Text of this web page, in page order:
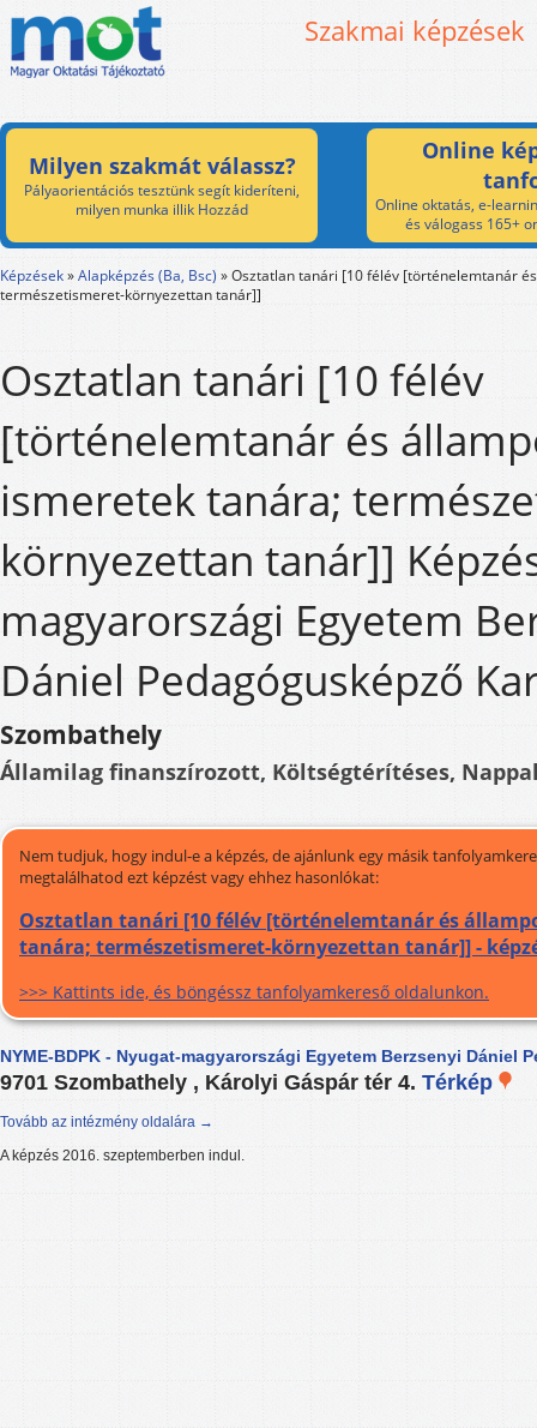
Szakmai képzések
Milyen szakmát válassz?
Pályaorientációs tesztünk segít kideríteni,
milyen munka illik Hozzád
Online
Online oktatás, e-
és válogass 165+
Képzések»Alapképzés (Ba, Bsc) »Osztatlan tanári [10 félév [történelemtanár
természetismeret-környezettan tanár]]
Osztatlan tanári [10 félév
[történelemtanár és
ismeretek tanára;
környezettan tanár]]
magyarországi Egyetem
Dániel Pedagógusképző
Szombathely
Államilag finanszírozott, Költségtérítéses,
Nem tudjuk, hogy indul-e a képzés, de ajánlunk egy másik
megtalálhatod ezt képzést vagy ehhez hasonlókat:
Osztatlan tanári [10 félév [történelemtanár és
tanára; természetismeret-környezettan tanár]] -
>>> Kattints ide, és böngéssz tanfolyamkereső oldalunkon.
NYME-BDPK - Nyugat-magyarországi Egyetem Berzsenyi Dániel
9701 Szombathely , Károlyi Gáspár tér 4. Térkép
Tovább az intézmény oldalára →
A képzés 2016. szeptemberben indul.